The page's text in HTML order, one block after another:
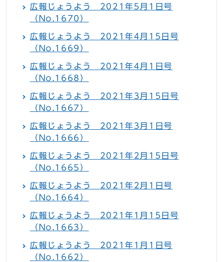
広報じょうよう 2021年5月1日号
（No.1670）
広報じょうよう 2021年4月15日号
（No.1669）
広報じょうよう 2021年4月1日号
（No.1668）
広報じょうよう 2021年3月15日号
（No.1667）
広報じょうよう 2021年3月1日号
（No.1666）
広報じょうよう 2021年2月15日号
（No.1665）
広報じょうよう 2021年2月1日号
（No.1664）
広報じょうよう 2021年1月15日号
（No.1663）
広報じょうよう 2021年1月1日号
（No.1662）